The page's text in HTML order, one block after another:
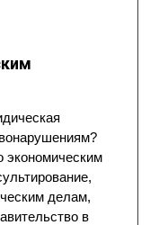
экономическим
делам,
в